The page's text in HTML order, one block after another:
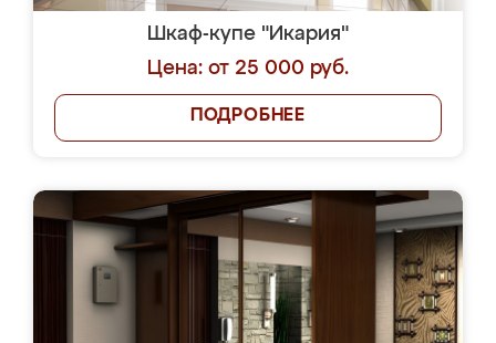
Шкаф-купе "Икария"
Цена: от 25 000 руб.
ПОДРОБНЕЕ